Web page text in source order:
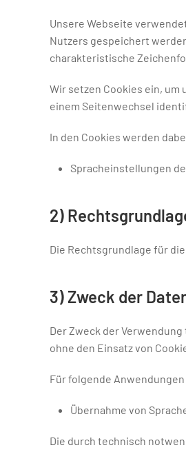
Unsere Webseite
Nutzers gespeichert
charakteristische
Wir setzen Cookies ein,
einem Seitenwechsel
In den Cookies werden
Spracheinstellungen
2)
Die Rechtsgrundlage für
3) Zweck der
Der Zweck der
ohne den Einsatz von
Für folgende
Übernahme von
Die durch technisch